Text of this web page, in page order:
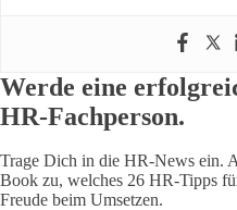
Werde eine
HR-Fachperson.
Trage Dich in die HR-News ein.
Book zu, welches 26 HR-Tipps
Freude beim Umsetzen.